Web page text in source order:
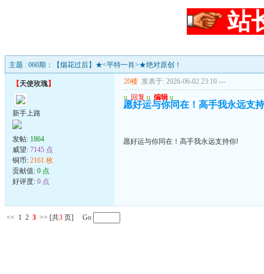
站
主题 : 060期：【烟花过后】★<平特一肖>★绝对原创！
【天使玫瑰】
新手上路
发帖: 1864
威望: 7145 点
铜币: 2161 枚
贡献值: 0 点
好评度: 0 点
20楼 发表于: 2026-06-02 23:10 ---
u 回复 u 编辑 u
愿好运与你同在！高手我永远支
愿好运与你同在！高手我永远支持你!
<< 1 2 3 >> [共3 页] Go